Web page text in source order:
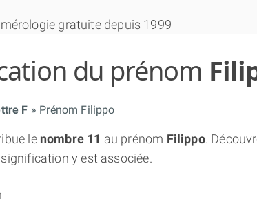
gratuite depuis 1999
du prénom
F Prénom Filippo
le nombre 11 au prénom Filippo.
y est associée.